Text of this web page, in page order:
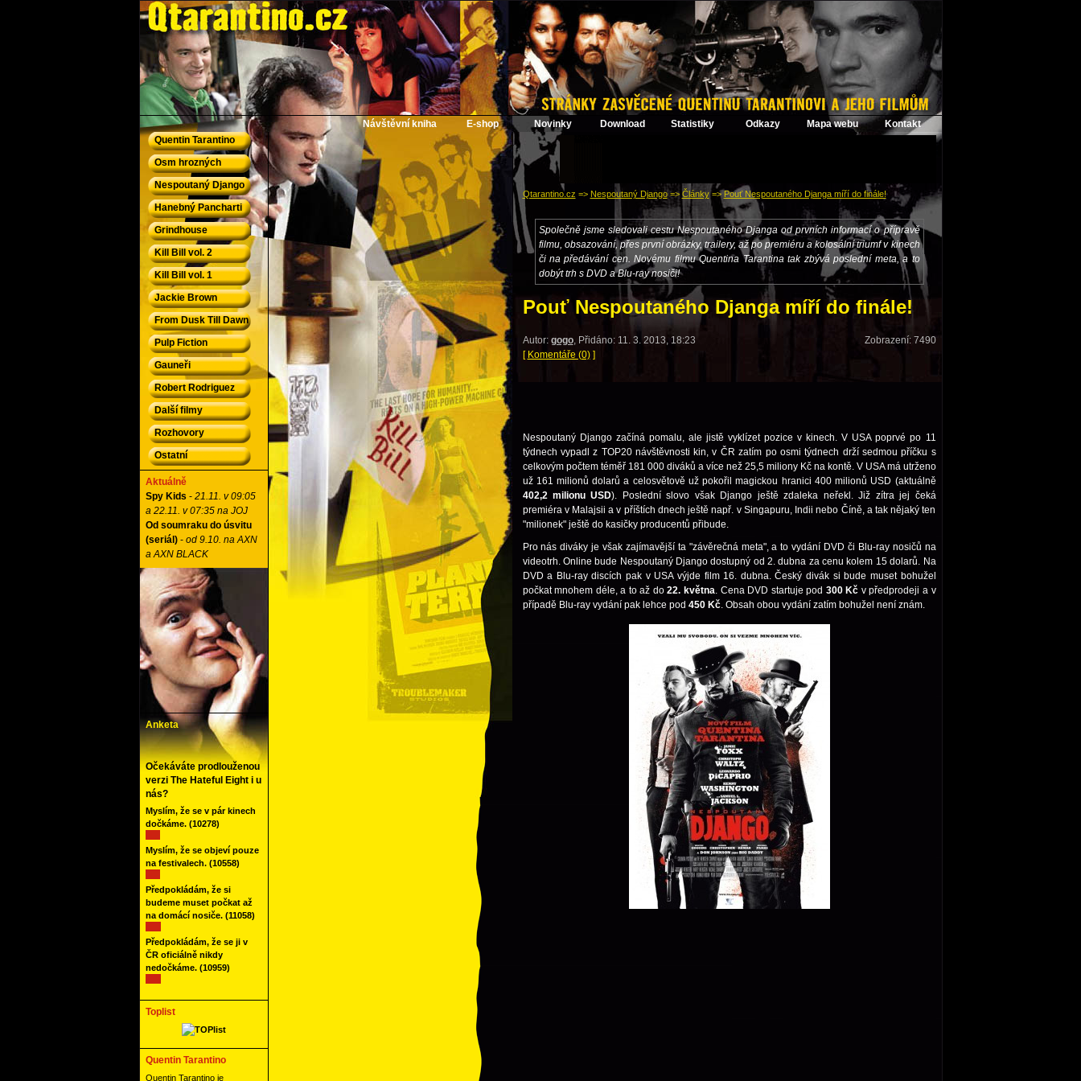
QTarantino.cz - Quentin Tarantino
Návštěvní kniha E-shop Novinky Download Statistiky Odkazy Mapa webu Kontakt
Qtarantino.cz => Nespoutaný Django=> Články=> Pouť Nespoutaného Djanga míří do finále!
Společně jsme sledovali cestu Nespoutaného Djanga od prvních informací o přípravě
filmu, obsazování, přes první obrázky, trailery, až po premiéru a kolosální triumf v kinech
či na předávání cen. Novému filmu Quentina Tarantina tak zbývá poslední meta, a to
dobýt trh s DVD a Blu-ray nosiči!
Pouť Nespoutaného Djanga míří do finále!
Autor: gogo, Přidáno: 11. 3. 2013, 18:23
Zobrazení: 7490
[ Komentáře (0)]
Nespoutaný Django začíná pomalu, ale jistě vyklízet pozice v kinech. V USA poprvé po 11
týdnech vypadl z TOP20 návštěvnosti kin, v ČR zatím po osmi týdnech drží sedmou příčku s
celkovým počtem téměř 181 000 diváků a více než 25,5 miliony Kč na kontě. V USA má utrženo
už 161 milionů dolarů a celosvětově už pokořil magickou hranici 400 milionů USD (aktuálně
402,2 milionu USD). Poslední slovo však Django ještě zdaleka neřekl. Již zítra jej čeká
premiéra v Malajsii a v příštích dnech ještě např. v Singapuru, Indii nebo Číně, a tak nějaký ten
"milionek" ještě do kasičky producentů přibude.
Pro nás diváky je však zajímavější ta "závěrečná meta", a to vydání DVD či Blu-ray nosičů na
videotrh. Online bude Nespoutaný Django dostupný od 2. dubna za cenu kolem 15 dolarů. Na
DVD a Blu-ray discích pak v USA výjde film 16. dubna. Český divák si bude muset bohužel
počkat mnohem déle, a to až do22. května. Cena DVD startuje pod 300 Kč v předprodeji a v
případě Blu-ray vydání pak lehce pod 450 Kč. Obsah obou vydání zatím bohužel není znám.
Quentin Tarantino
Osm hrozných
Nespoutaný Django
Hanebný Pancharti
Grindhouse
Kill Bill vol. 2
Kill Bill vol. 1
Jackie Brown
From Dusk Till Dawn
Pulp Fiction
Gauneři
Robert Rodriguez
Další filmy
Rozhovory
Ostatní
Aktuálně
Spy Kids - 21.11. v 09:05
a 22.11. v 07:35 na JOJ
Od soumraku do úsvitu
(seriál)- od 9.10. na AXN
a AXN BLACK
Anketa
Očekáváte prodlouženou
verzi The Hateful Eight i u
nás?
Myslím, že se v pár kinech
dočkáme.(10278)
Myslím, že se objeví pouze
na festivalech.(10558)
Předpokládám, že si
budeme muset počkat až
na domácí nosiče.(11058)
Předpokládám, že se ji v
ČR oficiálně nikdy
nedočkáme.(10959)
Toplist
Quentin Tarantino
Quentin Tarantino je